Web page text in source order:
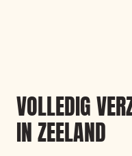
VOLLEDIG
IN ZEELAND